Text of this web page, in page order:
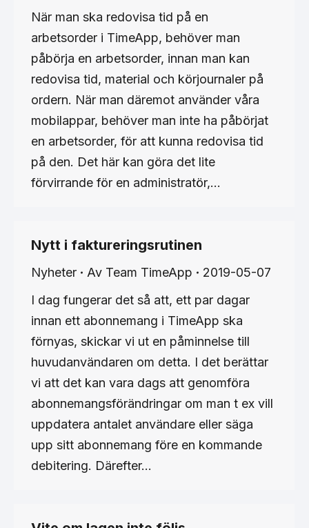
När man ska redovisa tid på en
arbetsorder i TimeApp, behöver man
påbörja en arbetsorder, innan man kan
redovisa tid, material och körjournaler på
ordern. När man däremot använder våra
mobilappar, behöver man inte ha påbörjat
en arbetsorder, för att kunna redovisa tid
på den. Det här kan göra det lite
förvirrande för en administratör,…
Nytt i faktureringsrutinen
Nyheter Av Team TimeApp
2019-05-07
I dag fungerar det så att, ett par dagar
innan ett abonnemang i TimeApp ska
förnyas, skickar vi ut en påminnelse till
huvudanvändaren om detta. I det berättar
vi att det kan vara dags att genomföra
abonnemangsförändringar om man t ex vill
uppdatera antalet användare eller säga
upp sitt abonnemang före en kommande
debitering. Därefter…